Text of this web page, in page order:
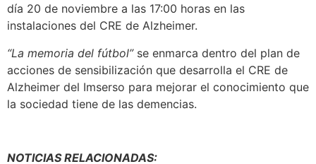
día 20 de noviembre a las 17:00 horas en las
instalaciones del CRE de Alzheimer.
“La memoria del fútbol”se enmarca dentro del plan de
acciones de sensibilización que desarrolla el CRE de
Alzheimer del Imserso para mejorar el conocimiento que
la sociedad tiene de las demencias.
NOTICIAS RELACIONADAS: